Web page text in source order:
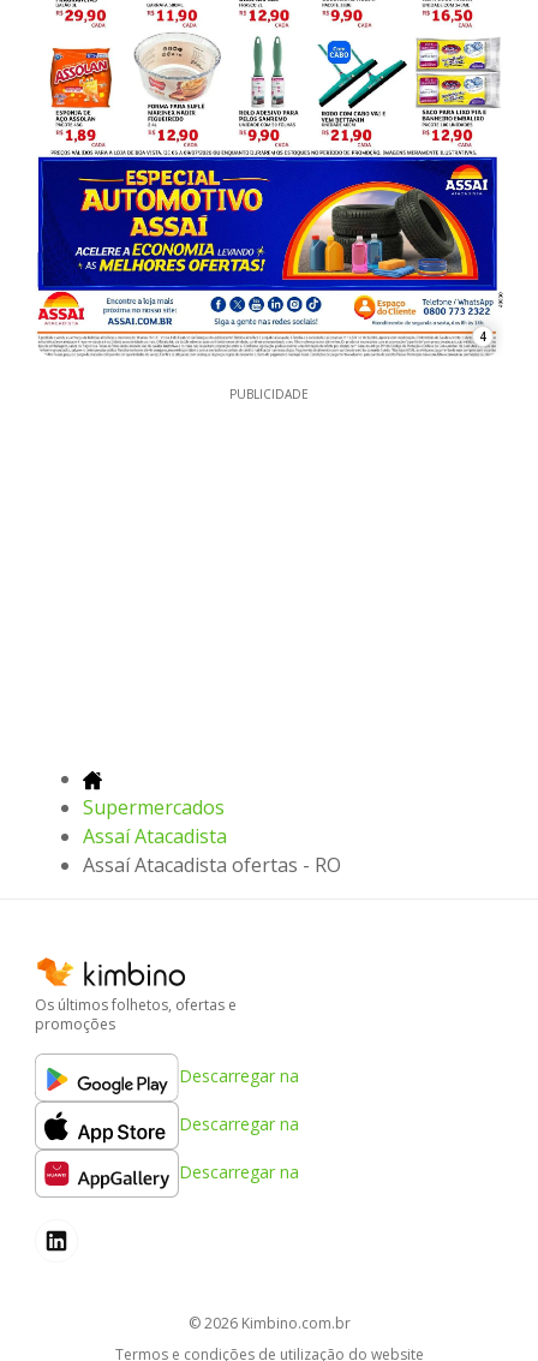
4
PUBLICIDADE
Supermercados
Assaí Atacadista
Assaí Atacadista ofertas - RO
Os últimos folhetos, ofertas e
promoções
Descarregar na
Descarregar na
Descarregar na
© 2026 kimbino.com.br
Termos e condições de utilização do website